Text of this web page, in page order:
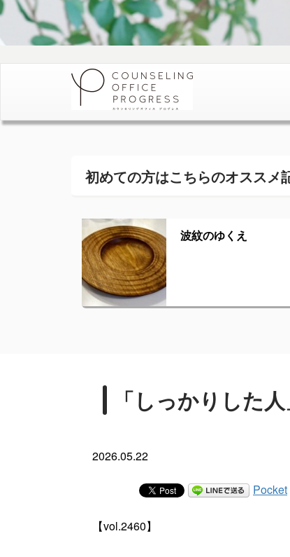
初めての方はこちらのオススメ
波紋のゆくえ
「しっかりした
2026.05.22
Pocket
【vol.2460】